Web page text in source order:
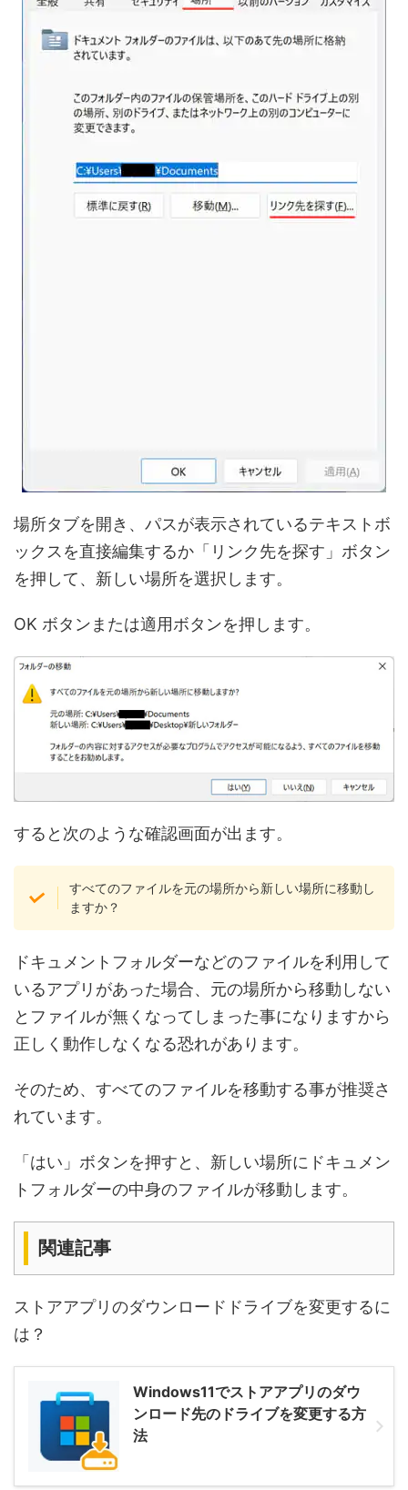
場所タブを開き、パスが表示されているテキストボ
ックスを直接編集するか「リンク先を探す」ボタン
を押して、新しい場所を選択します。
OK ボタンまたは適用ボタンを押します。
すると次のような確認画面が出ます。
すべてのファイルを元の場所から新しい場所に移動し
ますか？
ドキュメントフォルダーなどのファイルを利用して
いるアプリがあった場合、元の場所から移動しない
とファイルが無くなってしまった事になりますから
正しく動作しなくなる恐れがあります。
そのため、すべてのファイルを移動する事が推奨さ
れています。
「はい」ボタンを押すと、新しい場所にドキュメン
トフォルダーの中身のファイルが移動します。
関連記事
ストアアプリのダウンロードドライブを変更するに
は？
Windows11でストアアプリのダウ
ンロード先のドライブを変更する方
法